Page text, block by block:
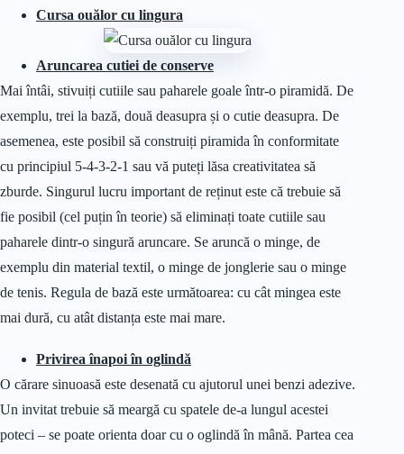
Cursa ouălor cu lingura
Aruncarea cutiei de conserve
Mai întâi, stivuiți cutiile sau paharele goale într-o piramidă. De
exemplu, trei la bază, două deasupra și o cutie deasupra. De
asemenea, este posibil să construiți piramida în conformitate
cu principiul 5-4-3-2-1 sau vă puteți lăsa creativitatea să
zburde. Singurul lucru important de reținut este că trebuie să
fie posibil (cel puțin în teorie) să eliminați toate cutiile sau
paharele dintr-o singură aruncare. Se aruncă o minge, de
exemplu din material textil, o minge de jonglerie sau o minge
de tenis. Regula de bază este următoarea: cu cât mingea este
mai dură, cu atât distanța este mai mare.
Privirea înapoi în oglindă
O cărare sinuoasă este desenată cu ajutorul unei benzi adezive.
Un invitat trebuie să meargă cu spatele de-a lungul acestei
poteci – se poate orienta doar cu o oglindă în mână. Partea cea